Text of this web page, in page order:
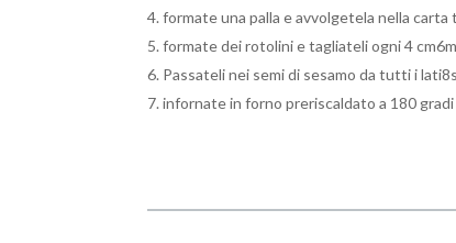
formate una palla e avvolgetela nella
formate dei rotolini e tagliateli ogni 4
Passateli nei semi di sesamo da tutti i
infornate in forno preriscaldato a 180